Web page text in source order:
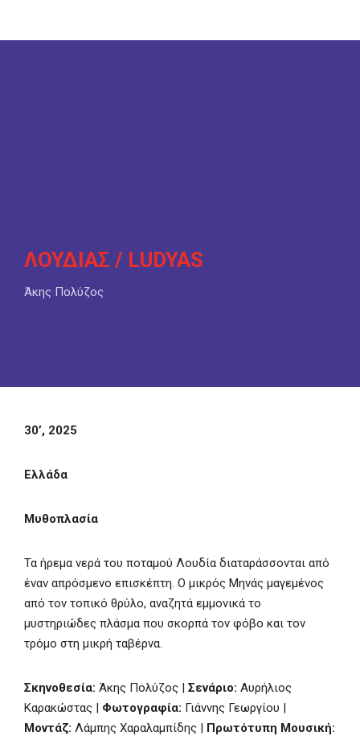
ΛΟΥΔΙΑΣ / LUDYAS
Άκης Πολύζος
30’, 2025
Ελλάδα
Μυθοπλασία
Τα ήρεμα νερά του ποταμού Λουδία διαταράσσονται από
έναν απρόσμενο επισκέπτη. Ο μικρός Μηνάς μαγεμένος
από τον τοπικό θρύλο, αναζητά εμμονικά το
μυστηριώδες πλάσμα που σκορπά τον φόβο και τον
τρόμο στη μικρή ταβέρνα.
Σκηνοθεσία: Άκης Πολύζος | Σενάριο: Αυρήλιος
Καρακώστας | Φωτογραφία: Γιάννης Γεωργίου |
Μοντάζ: Λάμπης Χαραλαμπίδης | Πρωτότυπη Μουσική: